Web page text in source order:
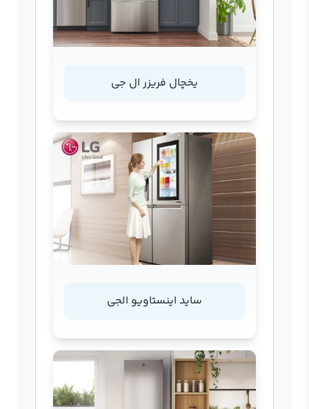
یخچال فریزر ال جی
ساید اینستاویو الجی